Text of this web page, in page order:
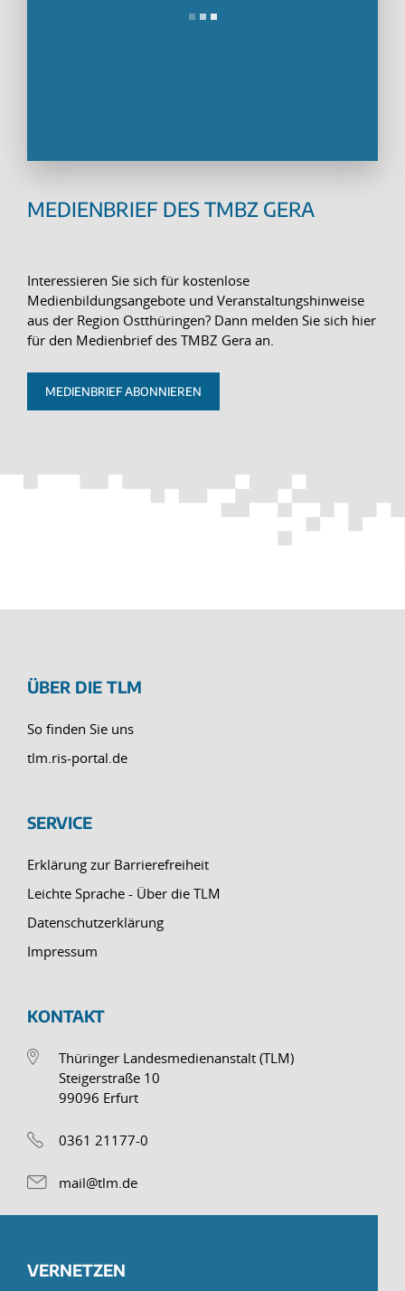
MEDIENBRIEF DES TMBZ GERA
Interessieren Sie sich für kostenlose
Medienbildungsangebote und Veranstaltungshinweise
aus der Region Ostthüringen? Dann melden Sie sich hier
für den Medienbrief des TMBZ Gera an.
MEDIENBRIEF ABONNIEREN
ÜBER DIE TLM
So finden Sie uns
tlm.ris-portal.de
SERVICE
Erklärung zur Barrierefreiheit
Leichte Sprache - Über die TLM
Datenschutzerklärung
Impressum
KONTAKT
Thüringer Landesmedienanstalt (TLM)
Steigerstraße 10
99096 Erfurt
0361 21177-0
mail@tlm.de
VERNETZEN